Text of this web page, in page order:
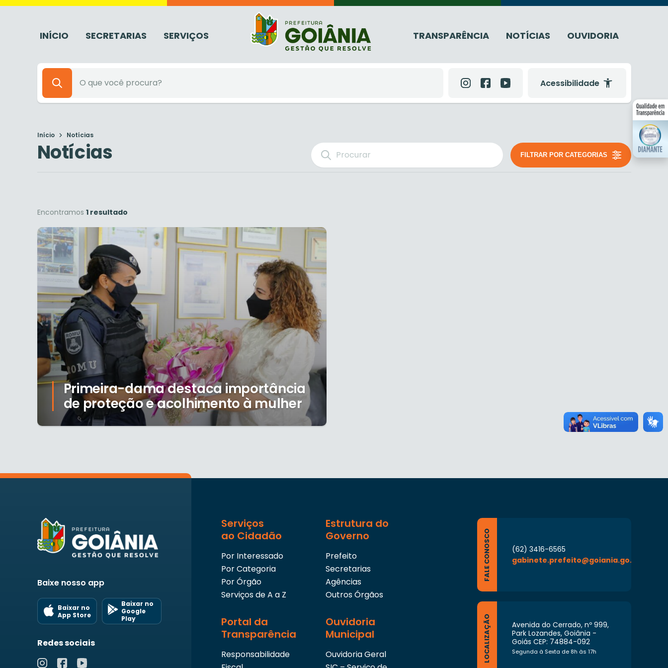
INÍCIO SECRETARIAS SERVIÇOS TRANSPARÊNCIA NOTÍCIAS OUVIDORIA
Acessibilidade
Início Notícias
Notícias FILTRAR POR CATEGORIAS
Encontramos 1 resultado
Primeira-dama destaca importância
de proteção e acolhimento à mulher
Baixe nosso app
Baixar no
App Store
Baixar no
Google
Play
Redes sociais
Serviços
ao Cidadão
Por Interessado
Por Categoria
Por Órgão
Serviços de A a Z
Estrutura do
Governo
Prefeito
Secretarias
Agências
Outros Órgãos
Portal da
Transparência
Responsabilidade
Ouvidoria
Municipal
Ouvidoria Geral
FALE CONOSCO
(62) 3416-6565
gabinete.prefeito@goiania.go.gov.br
LOCALIZAÇÃO
Avenida do Cerrado, nº 999,
Park Lozandes, Goiânia -
Goiás CEP: 74884-092
Segunda à Sexta de 8h às 17h